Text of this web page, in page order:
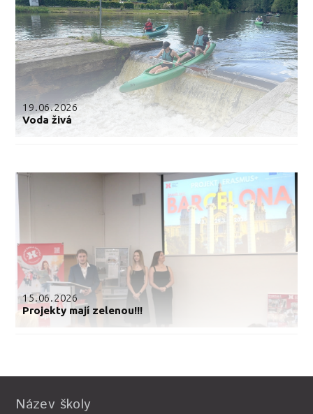
19.06.2026
Voda živá
15.06.2026
Projekty mají zelenou!!!
Název školy